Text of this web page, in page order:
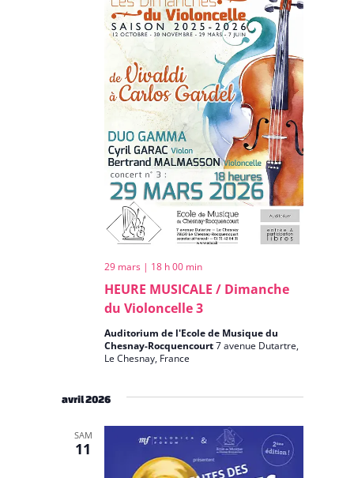
HEURE MUSICALE / Dimanche
du Violoncelle 3
29 mars | 18 h 00 min
Auditorium de l'Ecole de Musique du
Chesnay-Rocquencourt7 avenue Dutartre,
Le Chesnay, France
avril 2026
SAM
11